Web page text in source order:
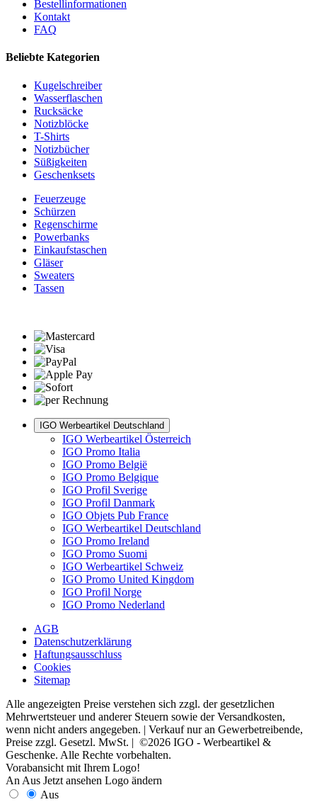
Bestellinformationen
Kontakt
FAQ
Beliebte Kategorien
Kugelschreiber
Wasserflaschen
Rucksäcke
Notizblöcke
T-Shirts
Notizbücher
Süßigkeiten
Geschenksets
Feuerzeuge
Schürzen
Regenschirme
Powerbanks
Einkaufstaschen
Gläser
Sweaters
Tassen
IGO Werbeartikel Deutschland
IGO Werbeartikel Österreich
IGO Promo Italia
IGO Promo België
IGO Promo Belgique
IGO Profil Sverige
IGO Profil Danmark
IGO Objets Pub France
IGO Werbeartikel Deutschland
IGO Promo Ireland
IGO Promo Suomi
IGO Werbeartikel Schweiz
IGO Promo United Kingdom
IGO Profil Norge
IGO Promo Nederland
AGB
Datenschutzerklärung
Haftungsausschluss
Cookies
Sitemap
Alle angezeigten Preise verstehen sich zzgl. der gesetzlichen
Mehrwertsteuer und anderer Steuern sowie der Versandkosten,
wenn nicht anders angegeben. | Verkauf nur an Gewerbetreibende,
Preise zzgl. Gesetzl. MwSt. | ©2026 IGO - Werbeartikel &
Geschenke. Alle Rechte vorbehalten.
Vorabansicht mit Ihrem Logo!
An Aus Jetzt ansehen Logo ändern
Aus